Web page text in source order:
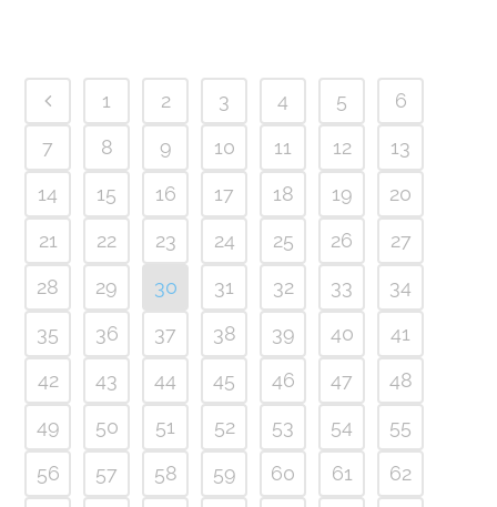
1 2 3 4 5
6
7
8 9 10 11 12
13
14
15 16 17 18 19
20
21
22 23 24 25 26
27
28
29 30 31 32 33
34
35
36 37 38 39 40
41
42
43 44 45 46 47
48
49
50 51 52 53 54
55
56
57 58 59 60 61
62